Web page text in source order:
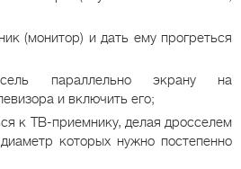
(монитор) и дать ему прогреться
параллельно экрану на
и включить его;
к ТВ-приемнику, делая дросселем
которых нужно постепенно